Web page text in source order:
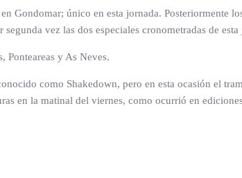
Gondomar; único en esta jornada. Posteriormente
vez las dos especiales cronometradas de esta
Ponteareas y As Neves.
como Shakedown, pero en esta ocasión el
en la matinal del viernes, como ocurrió en